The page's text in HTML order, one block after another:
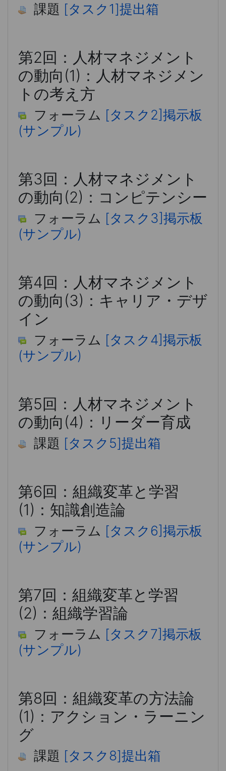
課題 [タスク1]提出箱
第2回：人材マネジメント
の動向(1)：人材マネジメン
トの考え方
フォーラム [タスク2]掲示板
(サンプル)
第3回：人材マネジメント
の動向(2)：コンピテンシー
フォーラム [タスク3]掲示板
(サンプル)
第4回：人材マネジメント
の動向(3)：キャリア・デザ
イン
フォーラム [タスク4]掲示板
(サンプル)
第5回：人材マネジメント
の動向(4)：リーダー育成
課題 [タスク5]提出箱
第6回：組織変革と学習
(1)：知識創造論
フォーラム [タスク6]掲示板
(サンプル)
第7回：組織変革と学習
(2)：組織学習論
フォーラム [タスク7]掲示板
(サンプル)
第8回：組織変革の方法論
(1)：アクション・ラーニン
グ
課題 [タスク8]提出箱